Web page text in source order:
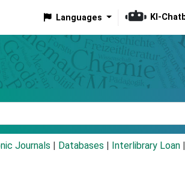
Languages KI-
Journals Databases Interlibrary Loan